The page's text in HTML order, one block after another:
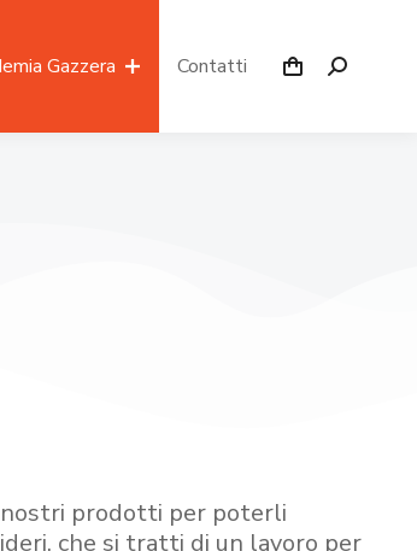
Gazzera Contatti
prodotti per poterli
che si tratti di un lavoro per